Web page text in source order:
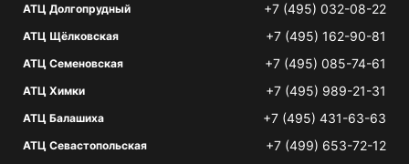
АТЦ Долгопрудный +7 (495) 032-08-22
АТЦ Щёлковская +7 (495) 162-90-81
АТЦ Семеновская +7 (495) 085-74-61
АТЦ Химки +7 (495) 989-21-31
АТЦ Балашиха +7 (495) 431-63-63
АТЦ Севастопольская +7 (499) 653-72-12